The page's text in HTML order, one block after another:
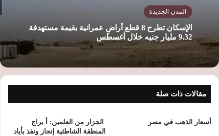
المدن الجديدة
الإسكان تطرح 8 قطع أراضٍ عمرانية بقيمة مستهدفة
9.32 مليار جنيه خلال أغسطس
مقالات ذات صلة
أسعار الذهب في مصر
الجزار من العلمين: أ براج
المنطقة الشاطئية إنجاز ونفذ بأياد